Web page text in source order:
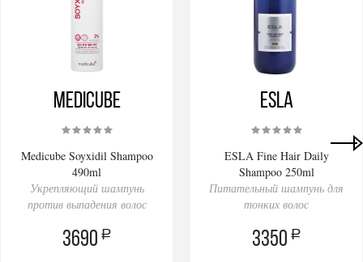
Medicube
Medicube Soyxidil Shampoo
490ml
Укрепляющий шампунь
против выпадения волос
3690 a
ESLA
ESLA Fine Hair Daily
Shampoo 250ml
Питательный шампунь для
тонких волос
3350 a